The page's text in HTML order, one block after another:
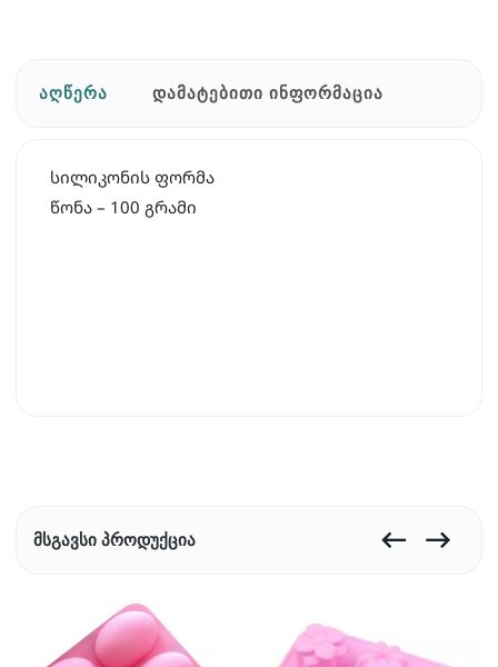
ᲐᲦᲬᲔᲠᲐ ᲓᲐᲛᲐᲢᲔᲑᲘᲗᲘ ᲘᲜᲤᲝᲠᲛᲐᲪᲘᲐ
სილიკონის ფორმა
წონა – 100 გრამი
ᲛᲡᲒᲐᲕᲡᲘ ᲞᲠᲝᲓᲣᲥᲪᲘᲐ